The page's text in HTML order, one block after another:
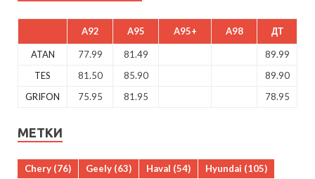
A92 A95 A95+ A98 ДТ
ATAN 77.99 81.49
89.99
TES
81.50 85.90
89.90
GRIFON
75.95 81.95 78.95
МЕТКИ
Chery (76) Geely (63) Haval (54) Hyundai (105)